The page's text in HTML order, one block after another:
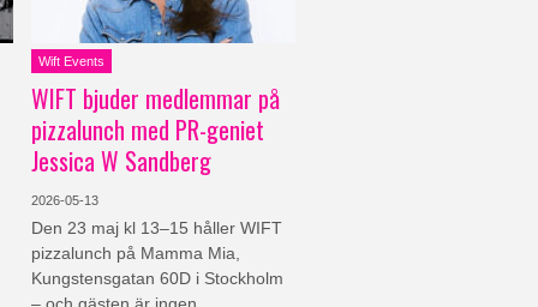
Wift Events
WIFT bjuder medlemmar på
pizzalunch med PR-geniet
Jessica W Sandberg
2026-05-13
Den 23 maj kl 13–15 håller WIFT
pizzalunch på Mamma Mia,
Kungstensgatan 60D i Stockholm